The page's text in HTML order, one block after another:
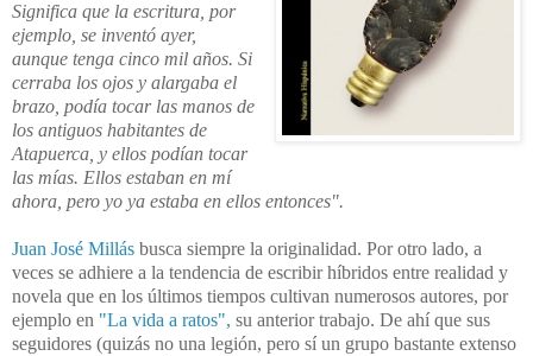
Significa que la escritura, por
ejemplo, se inventó ayer,
aunque tenga cinco mil años. Si
cerraba los ojos y alargaba el
brazo, podía tocar las manos de
los antiguos habitantes de
Atapuerca, y ellos podían tocar
las mías. Ellos estaban en mí
ahora, pero yo ya estaba en ellos entonces".
Juan José Millás busca siempre la originalidad. Por otro lado, a
veces se adhiere a la tendencia de escribir híbridos entre realidad y
novela que en los últimos tiempos cultivan numerosos autores, por
ejemplo en "La vida a ratos", su anterior trabajo. De ahí que sus
seguidores (quizás no una legión, pero sí un grupo bastante extenso